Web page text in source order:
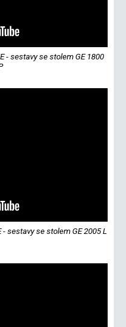
- sestavy se stolem GE 1800
sestavy se stolem GE 2005 L